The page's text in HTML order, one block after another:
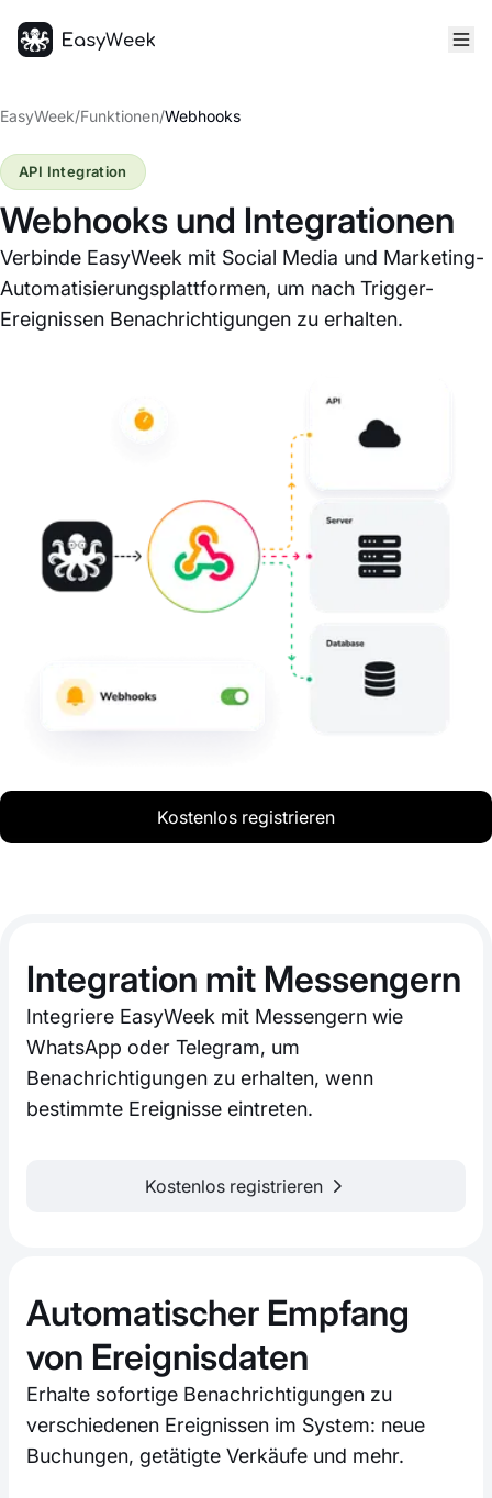
EasyWeek/Funktionen/Webhooks
Webhooks und Integrationen
Verbinde EasyWeek mit Social Media und Marketing-
Automatisierungsplattformen, um nach Trigger-
Ereignissen Benachrichtigungen zu erhalten.
API Integration
Kostenlos registrieren
Integration mit Messengern
Integriere EasyWeek mit Messengern wie
WhatsApp oder Telegram, um
Benachrichtigungen zu erhalten, wenn
bestimmte Ereignisse eintreten.
Kostenlos registrieren
Automatischer Empfang
von Ereignisdaten
Erhalte sofortige Benachrichtigungen zu
verschiedenen Ereignissen im System: neue
Buchungen, getätigte Verkäufe und mehr.